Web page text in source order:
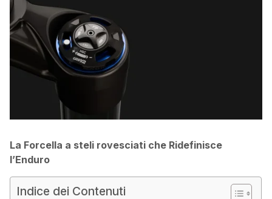
La Forcella a steli rovesciati che Ridefinisce
l’Enduro
Indice dei Contenuti